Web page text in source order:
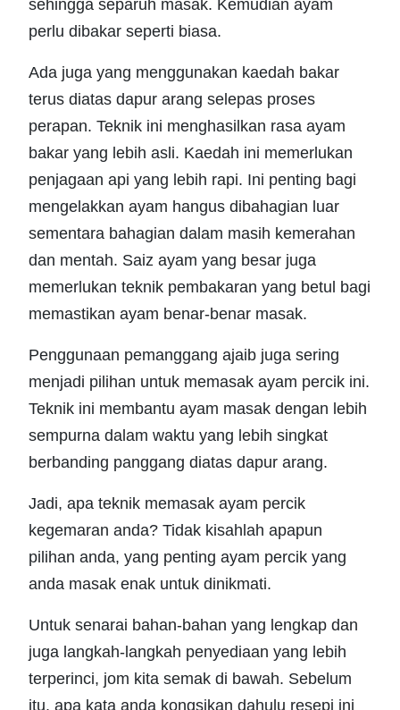
sehingga separuh masak. Kemudian ayam
perlu dibakar seperti biasa.
Ada juga yang menggunakan kaedah bakar
terus diatas dapur arang selepas proses
perapan. Teknik ini menghasilkan rasa ayam
bakar yang lebih asli. Kaedah ini memerlukan
penjagaan api yang lebih rapi. Ini penting bagi
mengelakkan ayam hangus dibahagian luar
sementara bahagian dalam masih kemerahan
dan mentah. Saiz ayam yang besar juga
memerlukan teknik pembakaran yang betul bagi
memastikan ayam benar-benar masak.
Penggunaan pemanggang ajaib juga sering
menjadi pilihan untuk memasak ayam percik ini.
Teknik ini membantu ayam masak dengan lebih
sempurna dalam waktu yang lebih singkat
berbanding panggang diatas dapur arang.
Jadi, apa teknik memasak ayam percik
kegemaran anda? Tidak kisahlah apapun
pilihan anda, yang penting ayam percik yang
anda masak enak untuk dinikmati.
Untuk senarai bahan-bahan yang lengkap dan
juga langkah-langkah penyediaan yang lebih
terperinci, jom kita semak di bawah. Sebelum
itu, apa kata anda kongsikan dahulu resepi ini